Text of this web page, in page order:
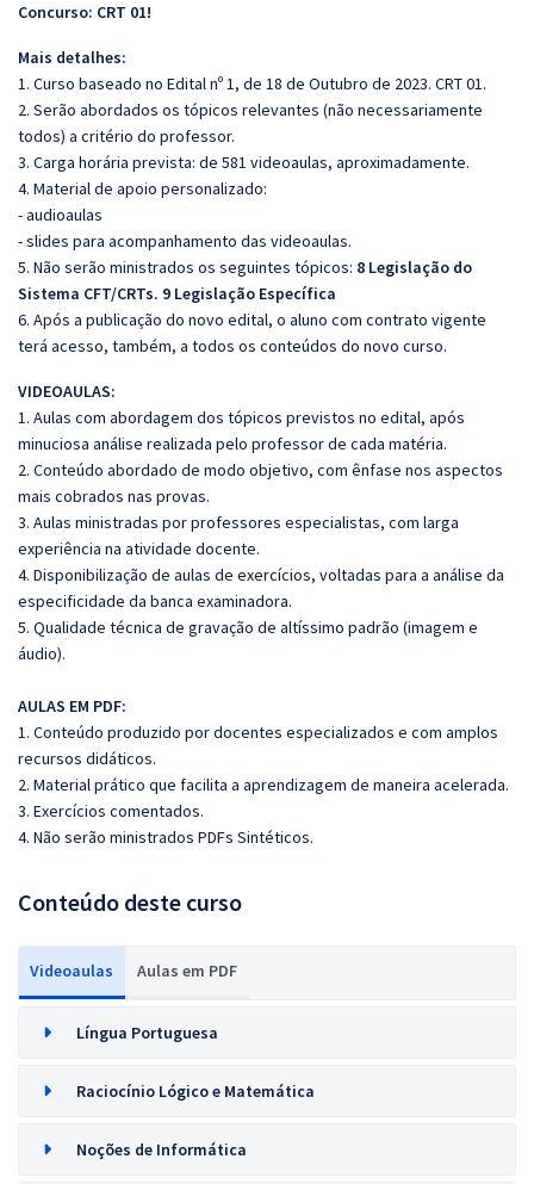
Concurso: CRT 01!
Mais detalhes:
1. Curso baseado no Edital nº 1, de 18 de Outubro de 2023. CRT 01.
2. Serão abordados os tópicos relevantes (não necessariamente
todos) a critério do professor.
3. Carga horária prevista: de 581 videoaulas, aproximadamente.
4. Material de apoio personalizado:
- audioaulas
- slides para acompanhamento das videoaulas.
5. Não serão ministrados os seguintes tópicos: 8 Legislação do
Sistema CFT/CRTs. 9 Legislação Específica
6. Após a publicação do novo edital, o aluno com contrato vigente
terá acesso, também, a todos os conteúdos do novo curso.
VIDEOAULAS:
1. Aulas com abordagem dos tópicos previstos no edital, após
minuciosa análise realizada pelo professor de cada matéria.
2. Conteúdo abordado de modo objetivo, com ênfase nos aspectos
mais cobrados nas provas.
3. Aulas ministradas por professores especialistas, com larga
experiência na atividade docente.
4. Disponibilização de aulas de exercícios, voltadas para a análise da
especificidade da banca examinadora.
5. Qualidade técnica de gravação de altíssimo padrão (imagem e
áudio).
AULAS EM PDF:
1. Conteúdo produzido por docentes especializados e com amplos
recursos didáticos.
2. Material prático que facilita a aprendizagem de maneira acelerada.
3. Exercícios comentados.
4. Não serão ministrados PDFs Sintéticos.
Conteúdo deste curso
Videoaulas Aulas em PDF
Língua Portuguesa
Raciocínio Lógico e Matemática
Noções de Informática